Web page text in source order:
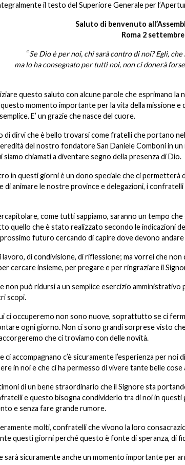
il testo del Superiore Generale per
Saluto di benvenuto
Roma 2
“Se Dio è per noi, chi sarà contro di noi? Egli,
ma lo ha consegnato per tutti noi, non ci donerà
questo saluto con alcune parole che esprimano
momento importante per la vita della missione
E’ un grazie che nasce del cuore.
di dirvi che è bello trovarsi come fratelli che portano
del nostro fondatore San Daniele Comboni in
siamo chiamati a diventare segno della presenza di Dio.
in questi giorni è un dono speciale che ci permetterà
di animare le nostre province e delegazioni, i
come tutti sappiamo, saranno un tempo
quello che è stato realizzato secondo le indicazioni
futuro cercando di capire dove devono
lavoro, di condivisione, di riflessione; ma vorrei che
cercare insieme, per pregare e per ringraziare il
non può ridursi a un semplice esercizio
scopi.
ci occuperemo non sono nuove, soprattutto se ci
ogni giorno. Non ci sono grandi sorprese visto
che ci troviamo con delle novità.
ci accompagnano c’è sicuramente l’esperienza per
in noi e che ci ha permesso di vivere tante belle
di un bene straordinario che il Signore sta
e questo bisogna condividerlo tra di noi in questi
e senza fare grande rumore.
molti, confratelli che vivono la loro
questi giorni perché questo è fonte di speranza, di
sarà sicuramente anche un momento importante per